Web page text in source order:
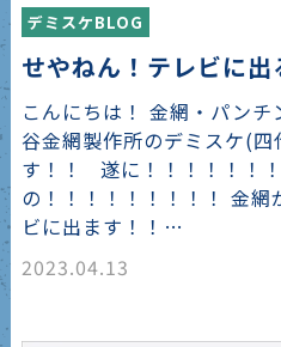
デミスケBLOG
せやねん！テレビに出
こんにちは！ 金網・パン
谷金網製作所のデミスケ(
す！！ 遂に！！！！！！
の！！！！！！！！！ 金
ビに出ます！！…
2023.04.13